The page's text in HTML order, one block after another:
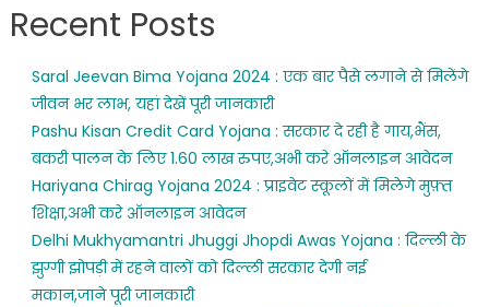
Recent Posts
Saral Jeevan Bima Yojana 2024 : एक बार पैसे लगाने से मिलेंगे
जीवन भर लाभ, यहां देखें पूरी जानकारी
Pashu Kisan Credit Card Yojana : सरकार दे रही है गाय,भैंस,
बकरी पालन के लिए 1.60 लाख रुपए,अभी करे ऑनलाइन आवेदन
Hariyana Chirag Yojana 2024 : प्राइवेट स्कूलों में मिलेगे मुफ़्त
शिक्षा,अभी करे ऑनलाइन आवेदन
Delhi Mukhyamantri Jhuggi Jhopdi Awas Yojana : दिल्ली के
झुग्गी झोपड़ी में रहने वालों को दिल्ली सरकार देगी नई
मकान,जाने पूरी जानकारी